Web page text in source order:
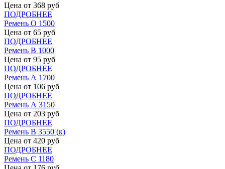
Цена от 368 руб
ПОДРОБНЕЕ
Ремень О 1500
Цена от 65 руб
ПОДРОБНЕЕ
Ремень В 1000
Цена от 95 руб
ПОДРОБНЕЕ
Ремень А 1700
Цена от 106 руб
ПОДРОБНЕЕ
Ремень А 3150
Цена от 203 руб
ПОДРОБНЕЕ
Ремень В 3550 (к)
Цена от 420 руб
ПОДРОБНЕЕ
Ремень С 1180